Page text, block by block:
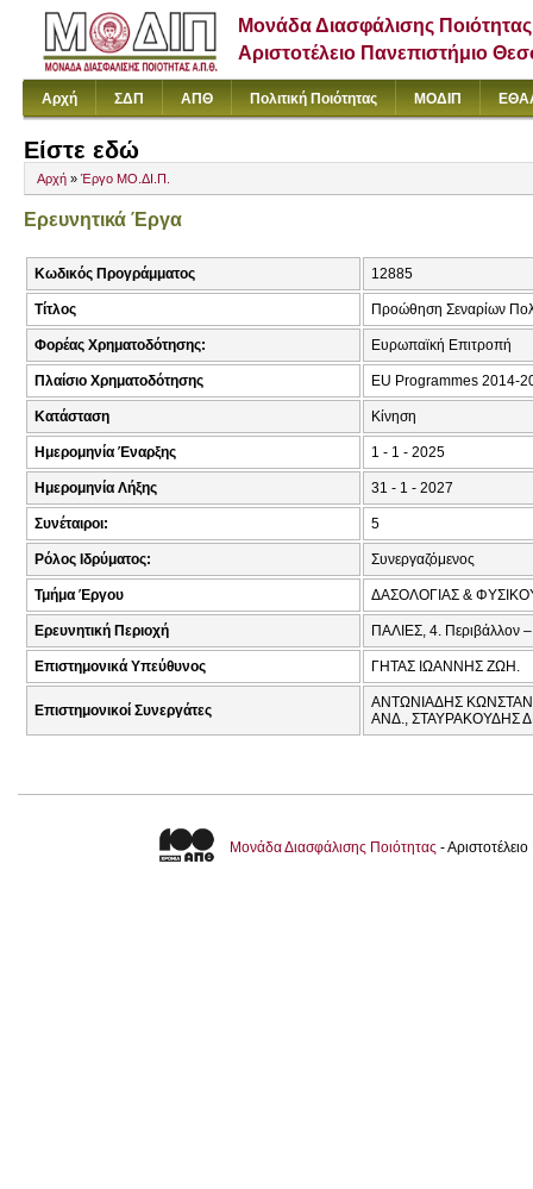
Μονάδα Διασφάλισης Ποιότητας
Αριστοτέλειο Πανεπιστήμιο
Αρχή ΣΔΠ ΑΠΘ Πολιτική Ποιότητας ΜΟΔΙΠ
Είστε εδώ
Αρχή » Έργο ΜΟ.ΔΙ.Π.
Ερευνητικά Έργα
Κωδικός Προγράμματος 12885
Τίτλος Προώθηση Σεναρίων
Φορέας Χρηματοδότησης: Ευρωπαϊκή Επιτροπή
Πλαίσιο Χρηματοδότησης EU Programmes 2014-
Κατάσταση Κίνηση
Ημερομηνία Έναρξης 1 - 1 - 2025
Ημερομηνία Λήξης 31 - 1 - 2027
Συνέταιροι: 5
Ρόλος Ιδρύματος: Συνεργαζόμενος
Τμήμα Έργου ΔΑΣΟΛΟΓΙΑΣ &
Ερευνητική Περιοχή ΠΑΛΙΕΣ, 4. Περιβάλλον –
Επιστημονικά Υπεύθυνος ΓΗΤΑΣ ΙΩΑΝΝΗΣ ΖΩΗ.
Επιστημονικοί Συνεργάτες
ΑΝΤΩΝΙΑΔΗΣ
ΑΝΔ., ΣΤΑΥΡΑΚΟΥΔΗΣ
Μονάδα Διασφάλισης Ποιότητας -